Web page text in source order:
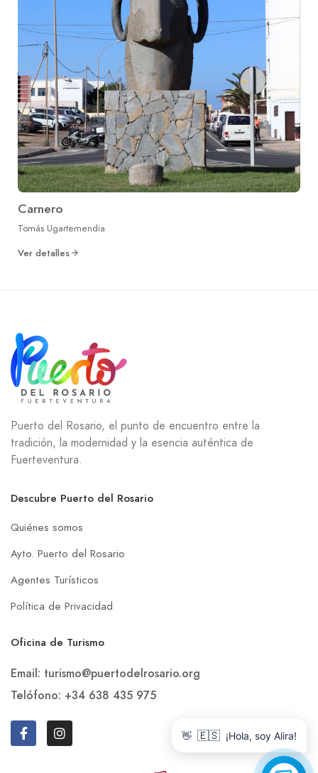
Carnero
Tomás Ugartemendia
Ver detalles
Puerto del Rosario, el punto de encuentro entre la
tradición, la modernidad y la esencia auténtica de
Fuerteventura.
Descubre Puerto del Rosario
Quiénes somos
Ayto. Puerto del Rosario
Agentes Turísticos
Política de Privacidad
Oficina de Turismo
Email: turismo@puertodelrosario.org
Telófono: +34 638 435 975
👋 🇪🇸 ¡Hola, soy Alira!